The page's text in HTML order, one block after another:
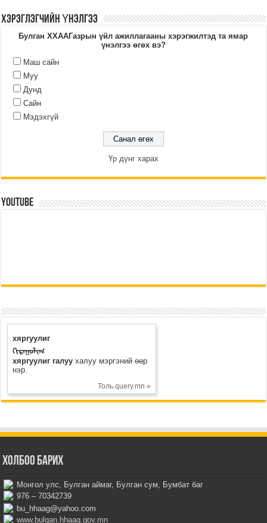
ХЭРЭГЛЭГЧИЙН ҮНЭЛГЭЭ
Булган ХХААГазрын үйл ажиллагааны хэрэгжилтэд та ямар
үнэлгээ өгөх вэ?
Маш сайн
Муу
Дунд
Сайн
Мэдэхгүй
Үр дүнг харах
YouTube
хяргуулиг
ᠬᠢᠷᠠᠭᠤᠯᠢᠭ
хяргуулиг галуу халуу мэргэний өөр
нэр.
Толь.query.mn »
Холбоо барих
Монгол улс, Булган аймаг, Булган сум, Бумбат баг
976 – 70342739
bu_hhaag@yahoo.com
www.bulgan.hhaag.gov.mn